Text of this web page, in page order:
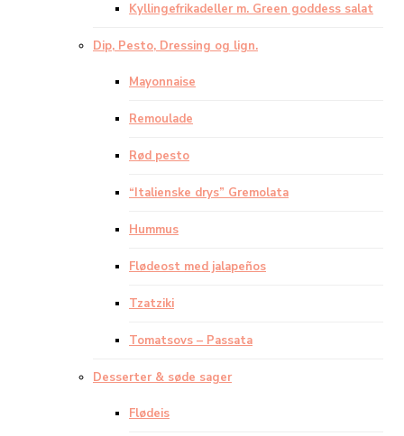
Kyllingefrikadeller m. Green goddess salat
Dip, Pesto, Dressing og lign.
Mayonnaise
Remoulade
Rød pesto
“Italienske drys” Gremolata
Hummus
Flødeost med jalapeños
Tzatziki
Tomatsovs – Passata
Desserter & søde sager
Flødeis